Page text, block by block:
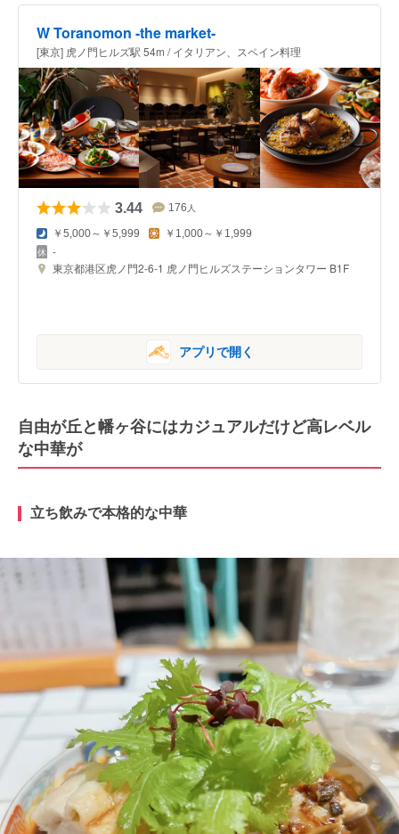
W Toranomon -the market-
[東京] 虎ノ門ヒルズ駅 54m / イタリアン、スペイン料理
3.44 176 人
￥5,000～￥5,999 ￥1,000～￥1,999
-
東京都港区虎ノ門2-6-1 虎ノ門ヒルズステーションタワー B1F
アプリで開く
自由が丘と幡ヶ谷にはカジュアルだけど高レベル
な中華が
立ち飲みで本格的な中華